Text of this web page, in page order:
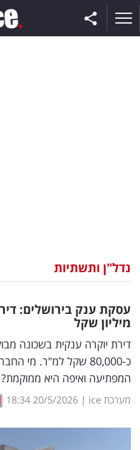
וצרכנות
דיגיטל
וטק
שיווק
ופרסום
נדל"ן ותשתיות
מיליון שקל
דירת יוקרה ענקית בשכונה
כ-80,000 שקל למ"ר.
המפתיעה ואיפה היא ממוקמת?
מערכת ice |
20/5/2026
18:34